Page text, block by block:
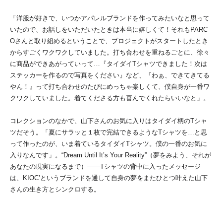
「洋服が好きで、いつかアパレルブランドを作ってみたいなと思って
いたので、お話しをいただいたときは本当に嬉しくて！それもPARC
Oさんと取り組めるということで、プロジェクトがスタートしたとき
からすごくワクワクしていました。打ち合わせを重ねるごとに、徐々
に商品ができあがっていって…『タイダイTシャツできました！次は
ステッカーを作るので写真をください』など、『わぁ、できてきてる
やん！』って打ち合わせのたびにめっちゃ楽しくて、僕自身が一番ワ
クワクしていました。着てくださる方も喜んでくれたらいいなと」。
コレクションのなかで、山下さんのお気に入りはタイダイ柄のTシャ
ツだそう。「夏にサラッと１枚で完結できるようなTシャツを…と思
って作ったのが、いま着ているタイダイTシャツ。僕の一番のお気に
入りなんです」。“Dream Until It’s Your Reality”（夢をみよう、それが
あなたの現実になるまで）――Tシャツの背中に入ったメッセージ
は、KIOC’というブランドを通して自身の夢をまたひとつ叶えた山下
さんの生き方とシンクロする。